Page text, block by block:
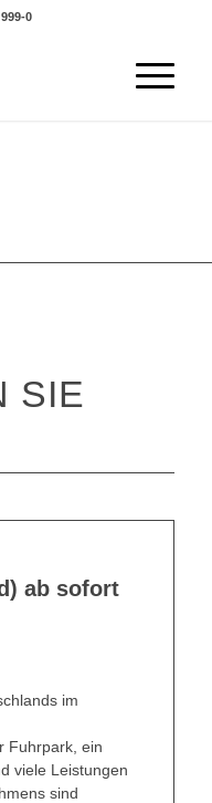
0
SIE
ab sofort
im
Fuhrpark, ein
viele Leistungen
sind